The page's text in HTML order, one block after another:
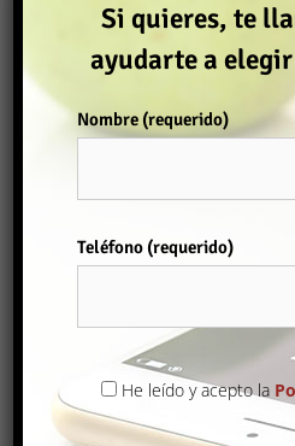
Propiedad
Precio
propiedad
Situación
propiedad
Si quieres, te
ayudarte a
Nombre (requerido)
Teléfono (requerido)
He leído y acepto la